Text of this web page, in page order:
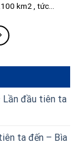
km2 , tức...
Lần đầu tiên ta
ta đến – Bìa